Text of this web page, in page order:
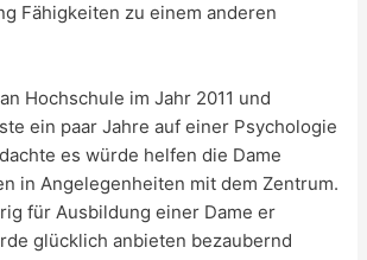
Fähigkeiten zu einem anderen
Hochschule im Jahr 2011 und
ein paar Jahre auf einer Psychologie
es würde helfen die Dame
in Angelegenheiten mit dem Zentrum.
für Ausbildung einer Dame er
glücklich anbieten bezaubernd